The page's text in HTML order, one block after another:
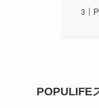
POPULIFE